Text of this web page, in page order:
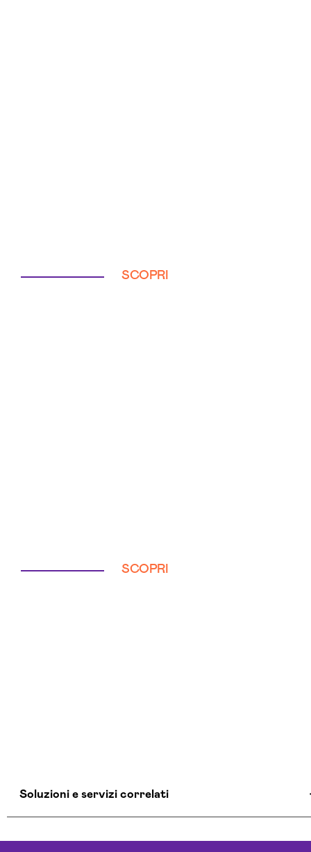
SCOPRI
SCOPRI
Soluzioni e servizi correlati
Aziende Intelligenza Artificiale Salerno